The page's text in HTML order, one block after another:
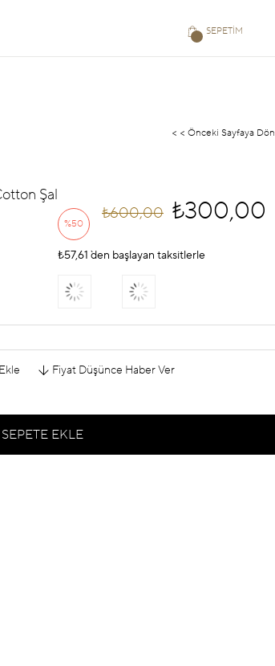
SEPETIM
< < Önceki Sayfaya Dön
Şal
%50
İndirim
₺600,00 ₺300,00
₺57,61 `den başlayan taksitlerle
Fiyat Düşünce Haber Ver